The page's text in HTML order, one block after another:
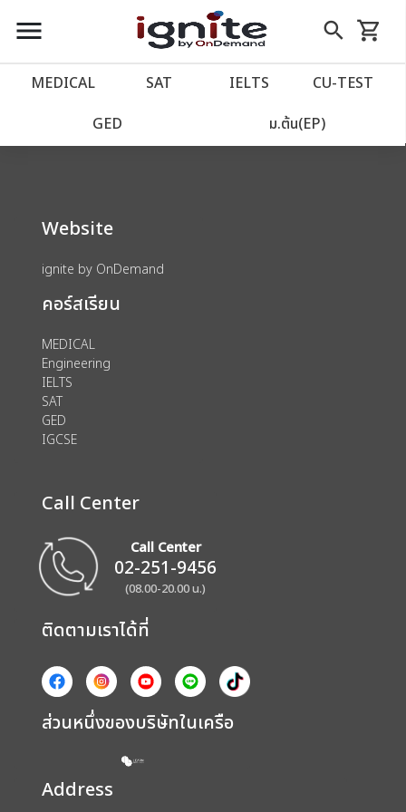
close
account_balance หน้าแรก
เว็บไซต์อิกไนท์
import_contacts วางแผนการเรียน
account_circle เข้าสู่ระบบ
assignment ลงทะเบียน
menu search
Skip
to
shopping_cart
รถเข็น
MEDICAL SAT IELTS CU‑TEST
GED ม.ต้น(EP)
We could not find anything for 80002756
Website
ignite by OnDemand
คอร์สเรียน
MEDICAL
Engineering
IELTS
SAT
GED
IGCSE
Call Center
Call Center
02-251-9456
(08.00-20.00 น.)
ติดตามเราได้ที่
ส่วนหนึ่งของบริษัทในเครือ
Address